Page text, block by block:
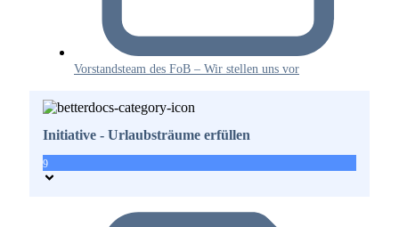
Vorstandsteam des FoB – Wir stellen uns vor
Initiative - Urlaubsträume erfüllen
9